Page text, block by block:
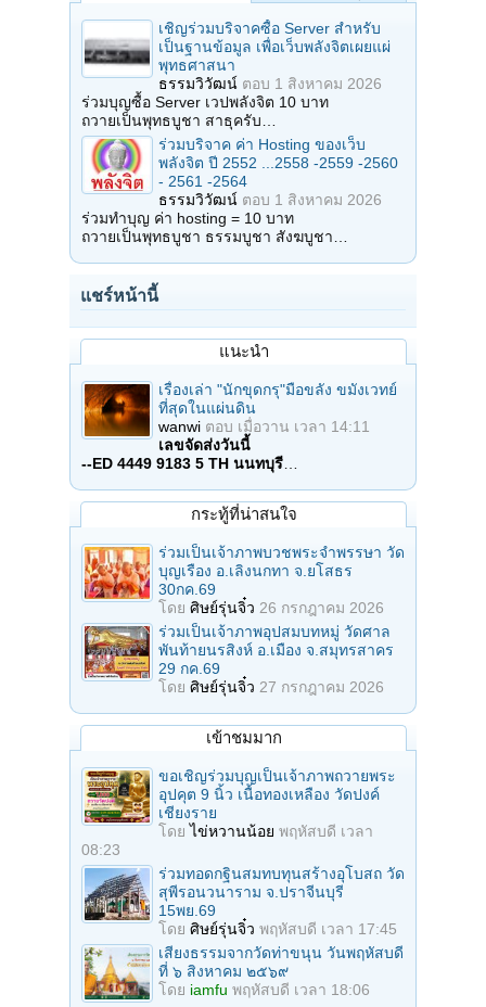
เชิญร่วมบริจาคซื้อ Server สำหรับ
เป็นฐานข้อมูล เพื่อเว็บพลังจิตเผยแผ่
พุทธศาสนา
ธรรมวิวัฒน์ ตอบ 1 สิงหาคม 2026
ร่วมบุญซื้อ Server เวปพลังจิต 10 บาท
ถวายเป็นพุทธบูชา สาธุครับ…
ร่วมบริจาค ค่า Hosting ของเว็บ
พลังจิต ปี 2552 ...2558 -2559 -2560
- 2561 -2564
ธรรมวิวัฒน์ ตอบ 1 สิงหาคม 2026
ร่วมทำบุญ ค่า hosting = 10 บาท
ถวายเป็นพุทธบูชา ธรรมบูชา สังฆบูชา…
แชร์หน้านี้
แนะนำ
เรื่องเล่า "นักขุดกรุ"มือขลัง ขมังเวทย์
ที่สุดในแผ่นดิน
wanwi ตอบ เมื่อวาน เวลา 14:11
เลขจัดส่งวันนี้
--ED 4449 9183 5 TH นนทบุรี
กระทู้ที่น่าสนใจ
ร่วมเป็นเจ้าภาพบวชพระจำพรรษา วัด
บุญเรือง อ.เลิงนกทา จ.ยโสธร
30กค.69
โดย ศิษย์รุ่นจิ๋ว 26 กรกฎาคม 2026
ร่วมเป็นเจ้าภาพอุปสมบทหมู่ วัดศาล
พันท้ายนรสิงห์ อ.เมือง จ.สมุทรสาคร
29 กค.69
โดย ศิษย์รุ่นจิ๋ว 27 กรกฎาคม 2026
เข้าชมมาก
ขอเชิญร่วมบุญเป็นเจ้าภาพถวายพระ
อุปคุต 9 นิ้ว เนื้อทองเหลือง วัดปงค์
เชียงราย
โดยไข่หวานน้อย พฤหัสบดี เวลา
08:23
ร่วมทอดกฐินสมทบทุนสร้างอุโบสถ วัด
สุพีรอนวนาราม จ.ปราจีนบุรี
15พย.69
โดย ศิษย์รุ่นจิ๋ว พฤหัสบดี เวลา 17:45
เสียงธรรมจากวัดท่าขนุน วันพฤหัสบดี
ที่ ๖ สิงหาคม ๒๕๖๙
โดย iamfu พฤหัสบดี เวลา 18:06